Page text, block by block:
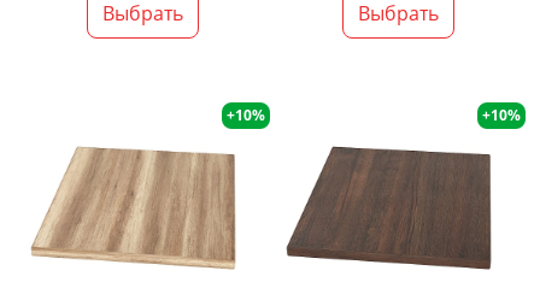
Выбрать Выбрать
+10% +10%